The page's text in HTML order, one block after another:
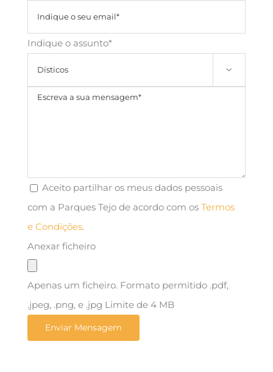
Indique o assunto*

Aceito partilhar os meus dados pessoais
com a Parques Tejo de acordo com os Termos
e Condições.
Anexar ficheiro
Apenas um ficheiro. Formato permitido .pdf,
.jpeg, .png, e .jpg Limite de 4 MB